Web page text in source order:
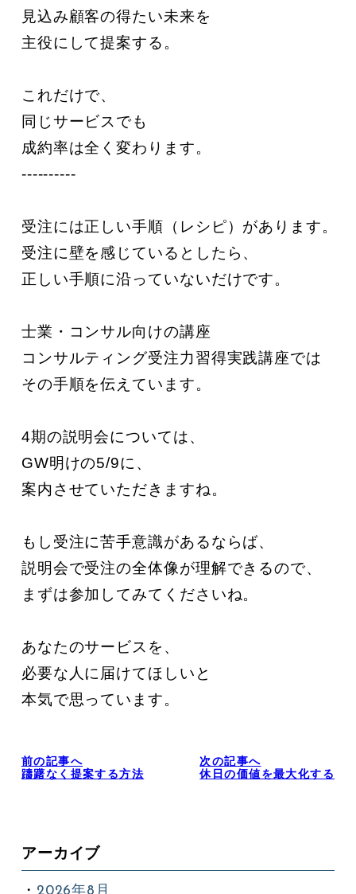
見込み顧客の得たい未来を
主役にして提案する。
これだけで、
同じサービスでも
成約率は全く変わります。
----------
受注には正しい手順（レシピ）があります。
受注に壁を感じているとしたら、
正しい手順に沿っていないだけです。
士業・コンサル向けの講座
コンサルティング受注力習得実践講座では
その手順を伝えています。
4期の説明会については、
GW明けの5/9に、
案内させていただきますね。
もし受注に苦手意識があるならば、
説明会で受注の全体像が理解できるので、
まずは参加してみてくださいね。
あなたのサービスを、
必要な人に届けてほしいと
本気で思っています。
前の記事へ
躊躇なく提案する方法
次の記事へ
休日の価値を最大化する
アーカイブ
2026年8月